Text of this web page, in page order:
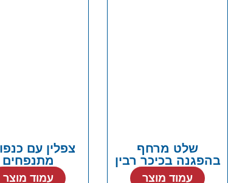
שלט מרחף
בהפגנה בכיכר רבין
עמוד מוצר
צפלין עם
מתנפחים
עמוד מוצר